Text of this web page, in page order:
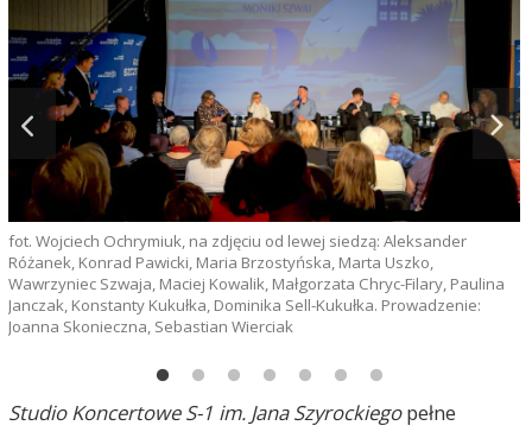
fot. Wojciech Ochrymiuk, na zdjęciu od lewej siedzą: Aleksander
Różanek, Konrad Pawicki, Maria Brzostyńska, Marta Uszko,
Wawrzyniec Szwaja, Maciej Kowalik, Małgorzata Chryc-Filary, Paulina
Janczak, Konstanty Kukułka, Dominika Sell-Kukułka. Prowadzenie:
Joanna Skonieczna, Sebastian Wierciak
Studio Koncertowe S-1 im. Jana Szyrockiegopełne